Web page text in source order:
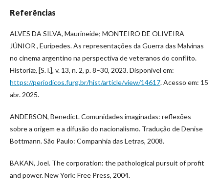
Referências
ALVES DA SILVA, Maurineide; MONTEIRO DE OLIVEIRA
JÚNIOR , Euripedes. As representações da Guerra das Malvinas
no cinema argentino na perspectiva de veteranos do conflito.
Historiæ, [S. l.], v. 13, n. 2, p. 8–30, 2023. Disponível em:
https://periodicos.furg.br/hist/article/view/14617. Acesso em: 15
abr. 2025.
ANDERSON, Benedict. Comunidades imaginadas: reflexões
sobre a origem e a difusão do nacionalismo. Tradução de Denise
Bottmann. São Paulo: Companhia das Letras, 2008.
BAKAN, Joel. The corporation: the pathological pursuit of profit
and power. New York: Free Press, 2004.